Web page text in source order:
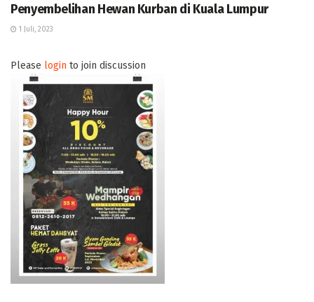
Penyembelihan Hewan Kurban di Kuala Lumpur
1 Juli, 2023
Please login to join discussion